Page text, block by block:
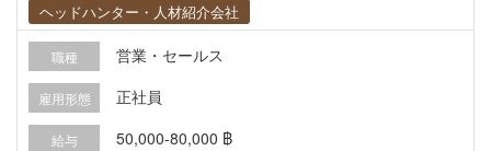
ヘッドハンター・人材紹介会社
職種 営業・セールス
雇用形態 正社員
給与 50,000-80,000 ฿